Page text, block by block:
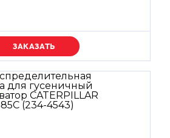
Уточняйте цену